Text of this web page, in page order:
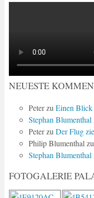
NEUESTE
Peterzu Einen Blick
Stephan Blumenthal
Peterzu Der Flug
Philip Blumenthal zu
Stephan Blumenthal
FOTOGALERIE